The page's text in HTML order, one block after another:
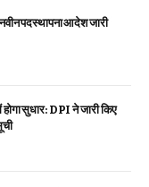
पदस्थापना आदेश जारी
होगा सुधार: DPI ने जारी किए